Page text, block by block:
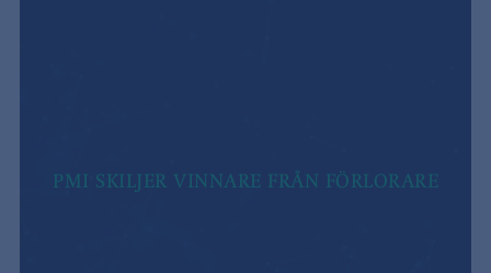
PMI SKILJER VINNARE FRÅN FÖRLORARE